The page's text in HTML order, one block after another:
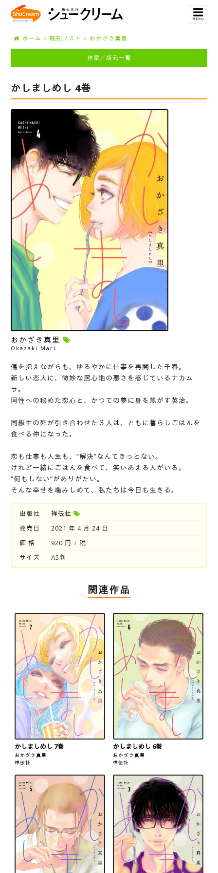
ホーム 既刊リスト おかざき真里
作家／版元一覧
かしましめし 4巻
おかざき真里
Okazaki Mari
傷を抱えながらも、ゆるやかに仕事を再開した千春。
新しい恋人に、微妙な居心地の悪さを感じているナカム
ラ。
同性への秘めた恋心と、かつての夢に身を焦がす英治。
同級生の死が引き合わせた３人は、ともに暮らしごはんを
食べる仲になった。
恋も仕事も人生も、“解決”なんてきっとない。
けれど一緒にごはんを食べて、笑いあえる人がいる。
“何もしない”がありがたい。
そんな幸せを噛みしめて、私たちは今日も生きる。
出版社
祥伝社
発売日
2021 年 4 月 24 日
価 格
920 円 + 税
サイズ
A5判
関連作品
かしましめし 7巻
おかざき真里
祥伝社
かしましめし 6巻
おかざき真里
祥伝社